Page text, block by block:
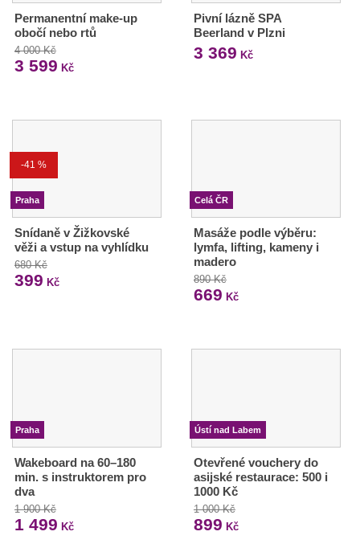
Permanentní make-up
obočí nebo rtů
4 000 Kč
3 599 Kč
Pivní lázně SPA
Beerland v Plzni
3 369 Kč
-41 %
Praha
Snídaně v Žižkovské
věži a vstup na vyhlídku
680 Kč
399 Kč
Celá ČR
Masáže podle výběru:
lymfa, lifting, kameny i
madero
890 Kč
669 Kč
Praha
Wakeboard na 60–180
min. s instruktorem pro
dva
1 900 Kč
1 499 Kč
Ústí nad Labem
Otevřené vouchery do
asijské restaurace: 500 i
1000 Kč
1 000 Kč
899 Kč